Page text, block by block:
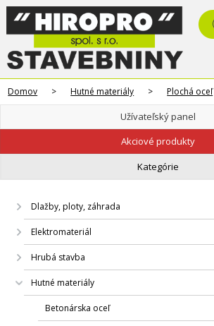
Domov > Hutné materiály > Plochá oceľ
Užívateľský panel
Akciové produkty
Kategórie
Dlažby, ploty, záhrada
Elektromateriál
Hrubá stavba
Hutné materiály
Betonárska oceľ